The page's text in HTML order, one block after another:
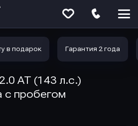
в подарок Гарантия 2 года
AT (143 л.с.)
с пробегом